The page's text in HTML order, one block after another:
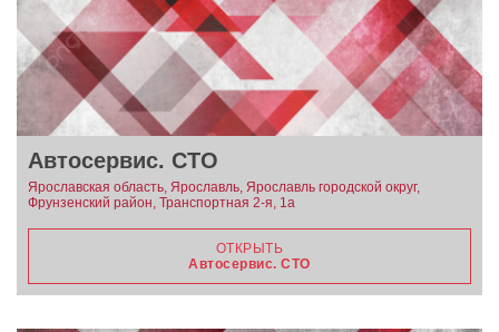
Автосервис. СТО
Ярославская область, Ярославль, Ярославль городской округ,
Фрунзенский район, Транспортная 2-я, 1а
ОТКРЫТЬ
Автосервис. СТО